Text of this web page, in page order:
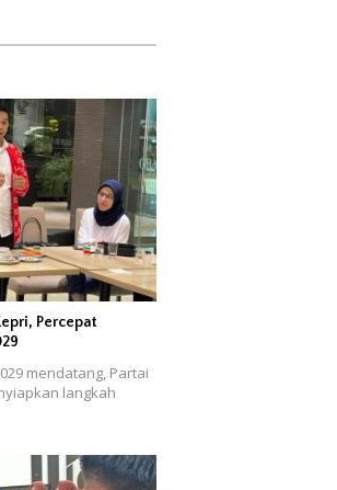
Percepat
mendatang, Partai
langkah